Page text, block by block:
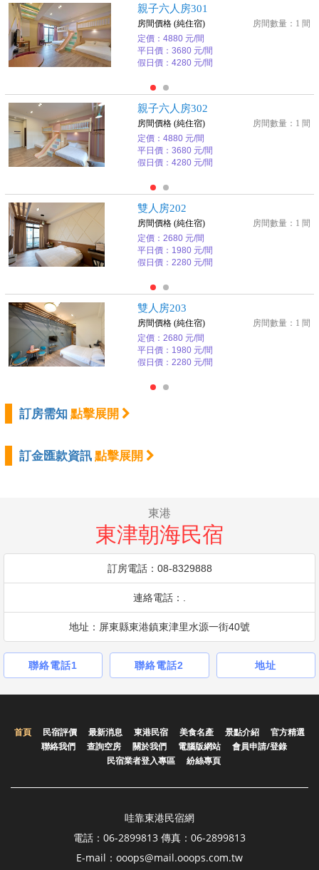
親子六人房301
房間數量：1 間
房間價格 (純住宿)
定價：4880 元/間
平日價：3680 元/間
假日價：4280 元/間
親子六人房302
房間數量：1 間
房間價格 (純住宿)
定價：4880 元/間
平日價：3680 元/間
假日價：4280 元/間
雙人房202
房間數量：1 間
房間價格 (純住宿)
定價：2680 元/間
平日價：1980 元/間
假日價：2280 元/間
雙人房203
房間數量：1 間
房間價格 (純住宿)
定價：2680 元/間
平日價：1980 元/間
假日價：2280 元/間
訂房需知 點擊展開
訂金匯款資訊 點擊展開
東港
東津朝海民宿
訂房電話：08-8329888
連絡電話：.
地址：屏東縣東港鎮東津里水源一街40號
聯絡電話1 聯絡電話2 地址
首頁 民宿評價 最新消息 東港民宿 美食名產 景點介紹
官方精選
聯絡我們
查詢空房 關於我們 電腦版網站
會員申請/登錄
民宿業者登入專區
紛絲專頁
哇靠東港民宿網
電話：06-2899813 傳真：06-2899813
E-mail：ooops@mail.ooops.com.tw